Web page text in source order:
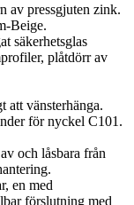
av pressgjuten zink.
Beige.
säkerhetsglas
plåtdörr av
att vänsterhänga.
för nyckel C101.
och låsbara från
en med
förslutning med